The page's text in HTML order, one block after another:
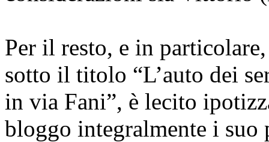
Per il resto, e in
sotto il titolo “L’auto dei
in via Fani”, è lecito
bloggo integralmente i suo